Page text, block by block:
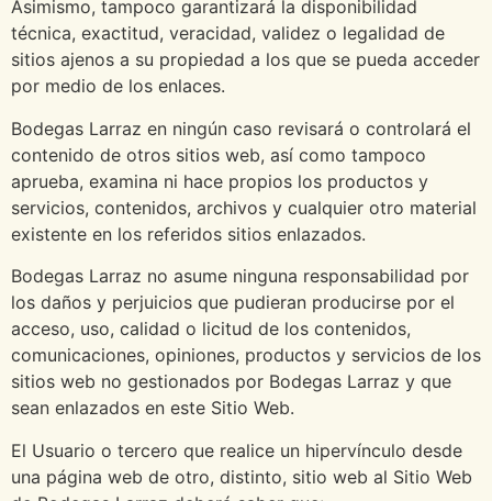
Asimismo, tampoco garantizará la disponibilidad
técnica, exactitud, veracidad, validez o legalidad de
sitios ajenos a su propiedad a los que se pueda acceder
por medio de los enlaces.
Bodegas Larraz en ningún caso revisará o controlará el
contenido de otros sitios web, así como tampoco
aprueba, examina ni hace propios los productos y
servicios, contenidos, archivos y cualquier otro material
existente en los referidos sitios enlazados.
Bodegas Larraz no asume ninguna responsabilidad por
los daños y perjuicios que pudieran producirse por el
acceso, uso, calidad o licitud de los contenidos,
comunicaciones, opiniones, productos y servicios de los
sitios web no gestionados por Bodegas Larraz y que
sean enlazados en este Sitio Web.
El Usuario o tercero que realice un hipervínculo desde
una página web de otro, distinto, sitio web al Sitio Web